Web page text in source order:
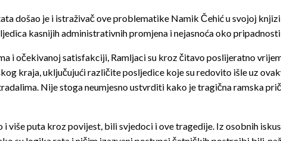
došao je i istraživač ove problematike Namik Čehić u svojoj knjizi
kasnijih administrativnih promjena i nejasnoća oko pripadnosti
i očekivanoj satisfakciji, Ramljaci su kroz čitavo poslijeratno
kraja, uključujući različite posljedice koje su redovito išle uz
Nije stoga neumjesno ustvrditi kako je tragična ramska
i više puta kroz povijest, bili svjedoci i ove tragedije. Iz osobnih